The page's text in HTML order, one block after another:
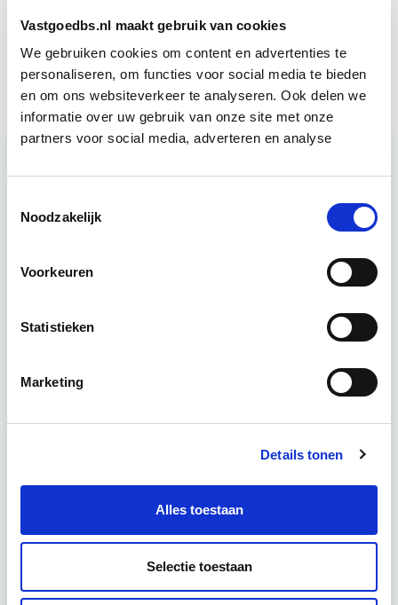
Vastgoedbs.nl maakt gebruik van cookies
We gebruiken cookies om content en advertenties te
personaliseren, om functies voor social media te bieden
en om ons websiteverkeer te analyseren. Ook delen we
informatie over uw gebruik van onze site met onze
partners voor social media, adverteren en analyse
Noodzakelijk
Voorkeuren
Statistieken
Marketing
Details tonen
Alles toestaan
Selectie toestaan
Vergunningverlening, Handhaving
en Stikstof
Start wo 11
nov
In de cursus Omgevingsrecht behandelen we de in
2010 geïntroduceerde Wet Algemene Bepalingen
Omgevingsrecht, de hoofdlijnen van het ruimtelijk
ordeningsrecht en de…
Eerstvolgende startdatum
wo 28 okt 2026 - Utrecht of Online
Meer informatie